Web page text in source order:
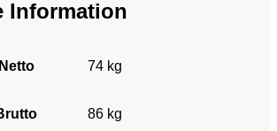
Information
74 kg
86 kg